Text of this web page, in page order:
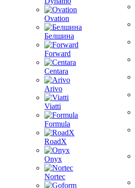
Ovation
Белшина
Forward
Centara
Arivo
Viatti
Formula
RoadX
Onyx
Nortec